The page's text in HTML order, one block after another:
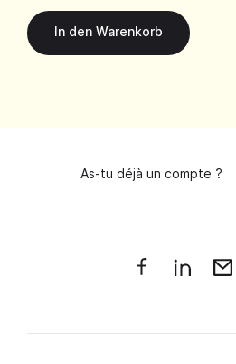
As-tu déjà un compte ?